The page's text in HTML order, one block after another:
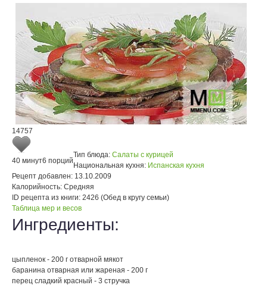
14757
40 минут6 порций
Тип блюда: Салаты с курицей
Национальная кухня: Испанская кухня
Рецепт добавлен: 13.10.2009
Калорийность: Средняя
ID рецепта из книги: 2426 (Обед в кругу семьи)
Таблица мер и весов
Ингредиенты:
цыпленок - 200 г отварной мякот
баранина отварная или жареная - 200 г
перец сладкий красный - 3 стручка